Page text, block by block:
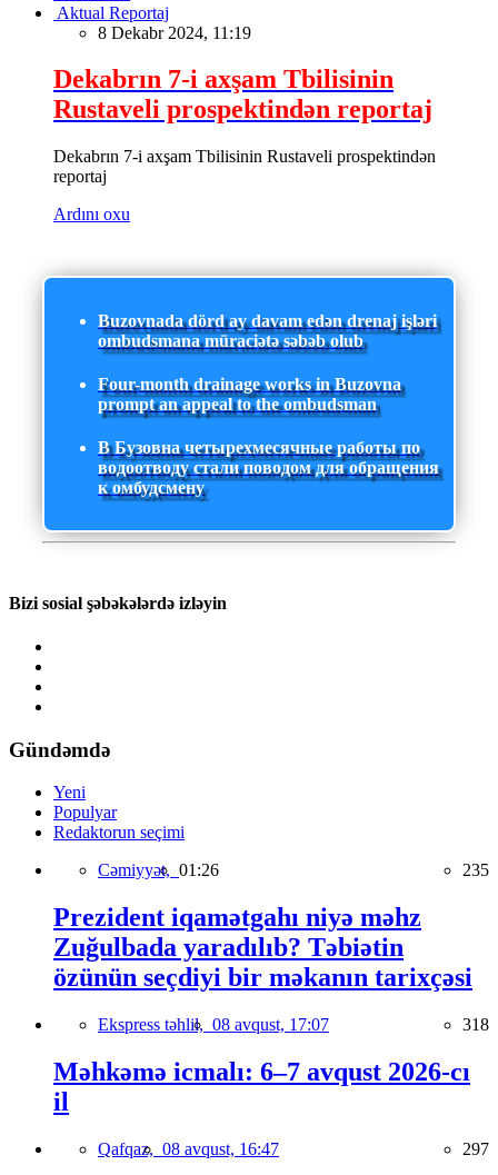
Aktual Reportaj
8 Dekabr 2024, 11:19
Dekabrın 7-i axşam Tbilisinin
Rustaveli prospektindən reportaj
Dekabrın 7-i axşam Tbilisinin Rustaveli prospektindən
reportaj
Ardını oxu
Buzovnada dörd ay davam edən drenaj işləri
ombudsmana müraciətə səbəb olub
Four-month drainage works in Buzovna
prompt an appeal to the ombudsman
В Бузовна четырехмесячные работы по
водоотводу стали поводом для обращения
к омбудсмену
Bizi sosial şəbəkələrdə izləyin
Gündəmdə
Yeni
Populyar
Redaktorun seçimi
Cəmiyyət, 01:26 235
Prezident iqamətgahı niyə məhz
Zuğulbada yaradılıb? Təbiətin
özünün seçdiyi bir məkanın tarixçəsi
Ekspress təhlil, 08 avqust, 17:07 318
Məhkəmə icmalı: 6–7 avqust 2026-cı
il
Qafqaz, 08 avqust, 16:47 297